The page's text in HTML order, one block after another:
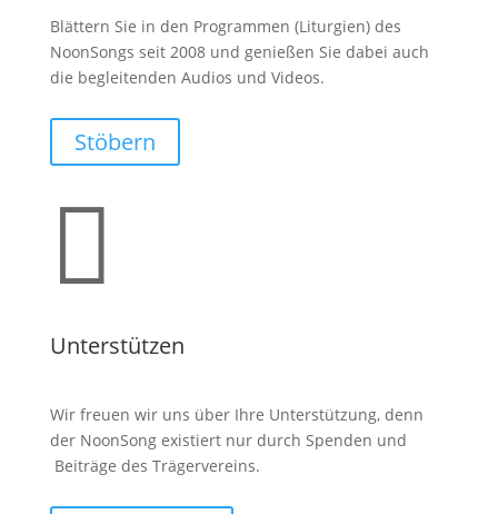
Blättern Sie in den Programmen (Liturgien) des
NoonSongs seit 2008 und genießen Sie dabei auch
die begleitenden Audios und Videos.
Stöbern

Unterstützen
Wir freuen wir uns über Ihre Unterstützung, denn
der NoonSong existiert nur durch Spenden und
Beiträge des Trägervereins.